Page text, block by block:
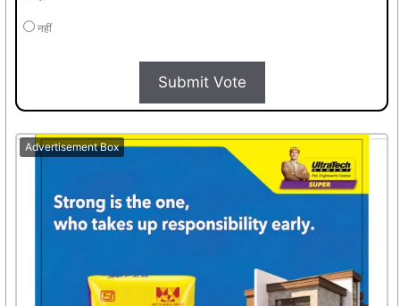
नहीं
Submit Vote
Advertisement Box